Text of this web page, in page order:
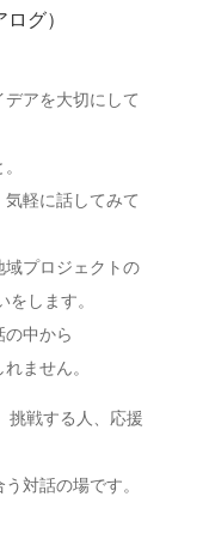
グ）
アを大切にして
軽に話してみて
域プロジェクトの
します。
中から
ません。
挑戦する人、応援
対話の場です。